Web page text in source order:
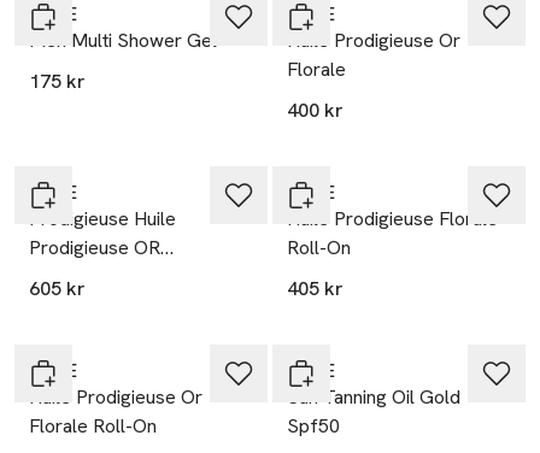
NUXE
Men Multi Shower Gel
175 kr
NUXE
Huile Prodigieuse Or
Florale
400 kr
NUXE
Prodigieuse Huile
Prodigieuse OR
50ml/100ml
605 kr
NUXE
Huile Prodigieuse Florale
Roll-On
405 kr
NUXE
Huile Prodigieuse Or
Florale Roll-On
NUXE
Sun Tanning Oil Gold
Spf50